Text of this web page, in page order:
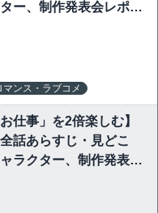
ー、制作発表会レポー
マンス・ラブコメ
仕事」を2倍楽しむ】
話あらすじ・見どこ
ラクター、制作発表会